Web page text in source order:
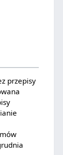
przepisy